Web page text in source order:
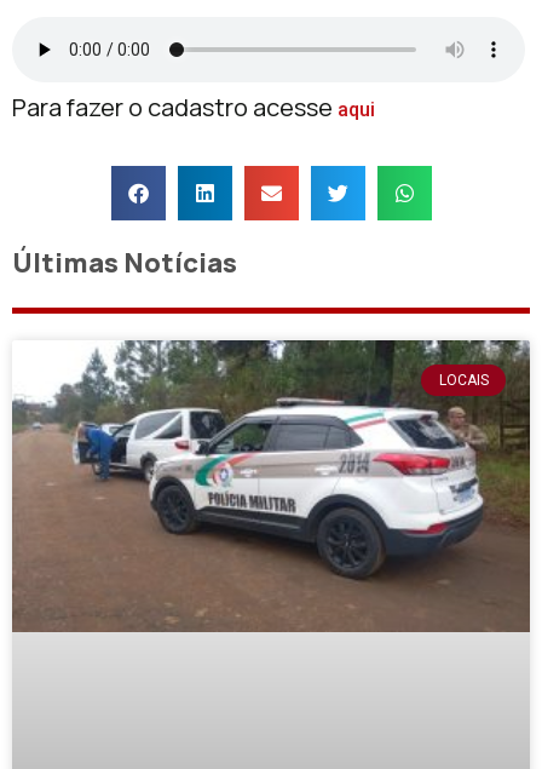
Para fazer o cadastro acesse aqui
Últimas Notícias
LOCAIS